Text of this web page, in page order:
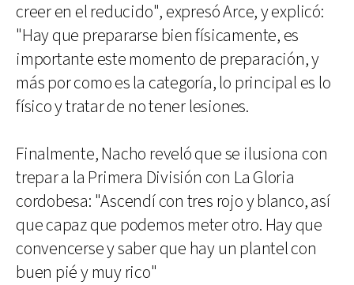
creer en el reducido", expresó Arce, y explicó:
"Hay que prepararse bien físicamente, es
importante este momento de preparación, y
más por como es la categoría, lo principal es lo
físico y tratar de no tener lesiones.
Finalmente, Nacho reveló que se ilusiona con
trepar a la Primera División con La Gloria
cordobesa: "Ascendí con tres rojo y blanco, así
que capaz que podemos meter otro. Hay que
convencerse y saber que hay un plantel con
buen pié y muy rico"